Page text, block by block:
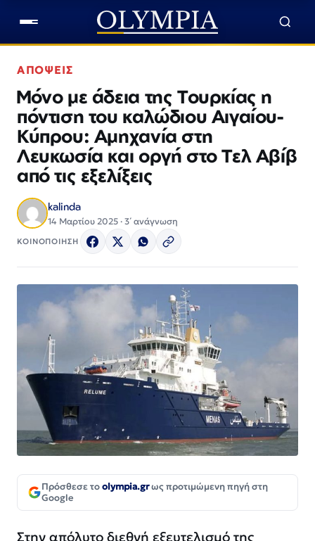
ΑΠΟΨΕΙΣ
Μόνο με άδεια της Τουρκίας η
πόντιση του καλώδιου Αιγαίου-
Κύπρου: Αμηχανία στη
Λευκωσία και οργή στο Τελ Αβίβ
από τις εξελίξεις
kalinda
14 Μαρτίου 2025 · 3΄ ανάγνωση
ΚΟΙΝΟΠΟΙΗΣΗ
Πρόσθεσε τοolympia.grως προτιμώμενη πηγή στη
Google
Στην απόλυτο διεθνή εξευτελισμό της